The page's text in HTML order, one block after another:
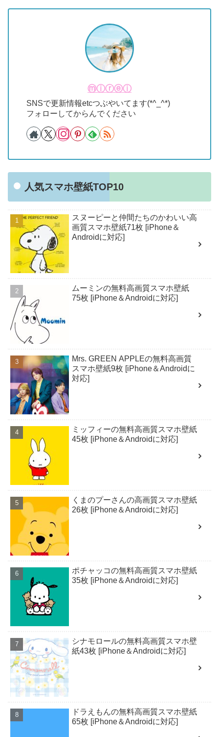
ⓜⓘⓡⓔⓘ
SNSで更新情報etcつぶやいてます(*^_^*)
フォローしてからんでください
人気スマホ壁紙TOP10
スヌーピーと仲間たちのかわいい高
画質スマホ壁紙71枚 [iPhone＆
Androidに対応]
ムーミンの無料高画質スマホ壁紙
75枚 [iPhone＆Androidに対応]
Mrs. GREEN APPLEの無料高画質
スマホ壁紙9枚 [iPhone＆Androidに
対応]
ミッフィーの無料高画質スマホ壁紙
45枚 [iPhone＆Androidに対応]
くまのプーさんの高画質スマホ壁紙
26枚 [iPhone＆Androidに対応]
ポチャッコの無料高画質スマホ壁紙
35枚 [iPhone＆Androidに対応]
シナモロールの無料高画質スマホ壁
紙43枚 [iPhone＆Androidに対応]
ドラえもんの無料高画質スマホ壁紙
65枚 [iPhone＆Androidに対応]